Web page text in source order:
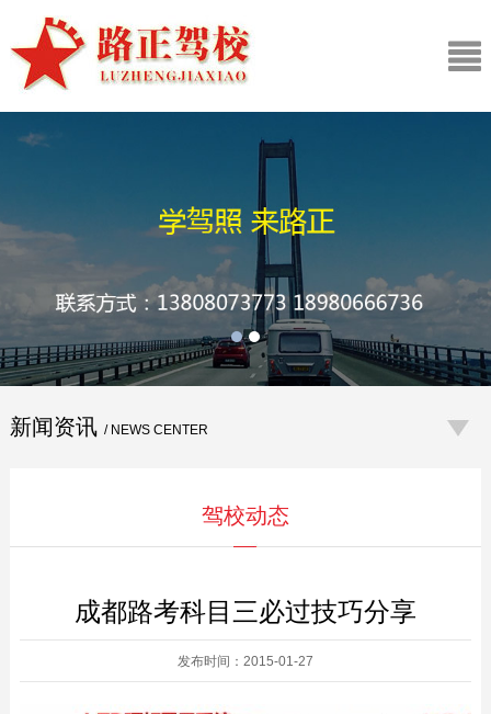
新闻资讯 / NEWS CENTER
驾校动态
成都路考科目三必过技巧分享
发布时间：2015-01-27